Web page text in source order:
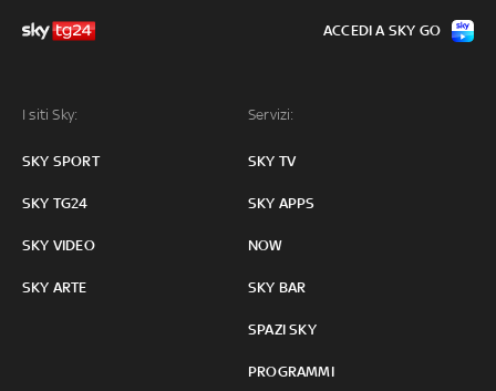
I siti Sky:
SKY SPORT
SKY TG24
SKY VIDEO
SKY ARTE
Servizi:
SKY TV
SKY APPS
NOW
SKY BAR
SPAZI SKY
PROGRAMMI
ACCEDI A SKY GO